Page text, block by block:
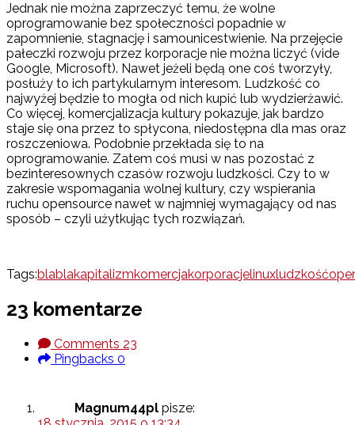
Jednak nie można zaprzeczyć temu, że wolne
oprogramowanie bez społeczności popadnie w
zapomnienie, stagnację i samounicestwienie. Na przejęcie
pałeczki rozwoju przez korporacje nie można liczyć (vide
Google, Microsoft). Nawet jeżeli będą one coś tworzyły,
posłuży to ich partykularnym interesom. Ludzkość co
najwyżej będzie to mogła od nich kupić lub wydzierżawić.
Co więcej, komercjalizacja kultury pokazuje, jak bardzo
staje się ona przez to spłycona, niedostępna dla mas oraz
roszczeniowa. Podobnie przekłada się to na
oprogramowanie. Zatem coś musi w nas pozostać z
bezinteresownych czasów rozwoju ludzkości. Czy to w
zakresie wspomagania wolnej kultury, czy wspierania
ruchu opensource nawet w najmniej wymagający od nas
sposób – czyli użytkując tych rozwiązań.
Tags:blablakapitalizmkomercjakorporacjelinuxludzkość
23 komentarze
Comments 23
Pingbacks 0
Magnum44pl pisze: